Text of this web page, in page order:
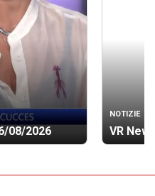
08/2026
NOTIZIE
VR